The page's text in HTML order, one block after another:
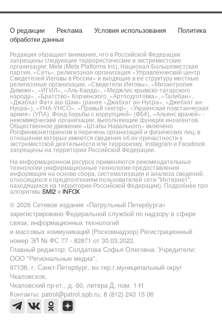
О редакции Реклама Условия использования
Политика
обработки данных
Редакция обращает внимание, что в Российской Федерации
запрещены следующие террористические и экстремистские
организации: Meta (Meta Platforms Inc), Национал-Большевистская
партия, «Сеть», религиозная организация «Управленческий центр
Свидетелей Иеговы в России» и входящие в ее структуру местные
религиозные организации, «Свидетели Иеговы», «Мизантропик
Дивижн», «ИГИЛ», «Аль-Каида», «Меджлис крымско-татарского
народа», «Братство» Корчинского, «Артподготовка», «Талибан»,
«Джабхат Фатх аш-Шам» (ранее «Джабхат ан-Нусра», «Джебхат ан-
Нусра»), «УНА-УНСО», «Правый сектор», «Украинская повстанческая
армия» (УПА). Фонд борьбы с коррупцией» (ФБК), «Альянс врачей» -
некоммерческие организации, выполняющие функции иноагентов.
Общественное движение «Штабы Навального» включено
Росфинмониторингом в перечень организаций и физических лиц, в
отношении которых имеются сведения об их причастности к
экстремистской деятельности или терроризму. Instagram и Facebook
запрещены на территории Российской Федерации.
На информационном ресурсе применяются рекомендательные
технологии (информационные технологии предоставления
информации на основе сбора, систематизации и анализа сведений,
относящихся к предпочтениям пользователей сети "Интернет",
находящихся на территории Российской Федерации). Подробнее про
алгоритмы SMI2 и INFOX
© 2026 Сетевое издание «Патрульный Петербурга»
зарегистрировано Федеральной службой по надзору в сфере
связи, информационных технологий
и массовых коммуникаций (Роскомнадзор) Регистрационный
номер ЭЛ № ФС 77 - 82871 от 30.03.2022.
Главный редактор: Солдатова Софья Олеговна. Учредители:
ООО "Региональные медиа",
97136, г. Санкт-Петербург, вн.тер.г.муниципальный округ
Чкаловское,
Чкаловский пр-кт., д. 60, литера Д, пом. 1-Н
Контакты: patrol@patrol.spb.ru, 8 (812) 243 15 06